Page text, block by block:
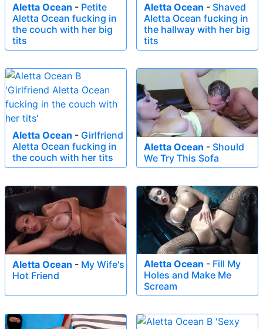
Aletta Ocean - Petite
Aletta Ocean fucking in
the couch with her big
tits
Aletta Ocean - Shaved
Aletta Ocean fucking in
the hallway with her big
tits
Aletta Ocean - Girlfriend
Aletta Ocean fucking in
the couch with her tits
Aletta Ocean - Should
We Try This Sofa
Aletta Ocean - My Wife's
Hot Friend
Aletta Ocean - Fill My
Holes and Make Me
Scream